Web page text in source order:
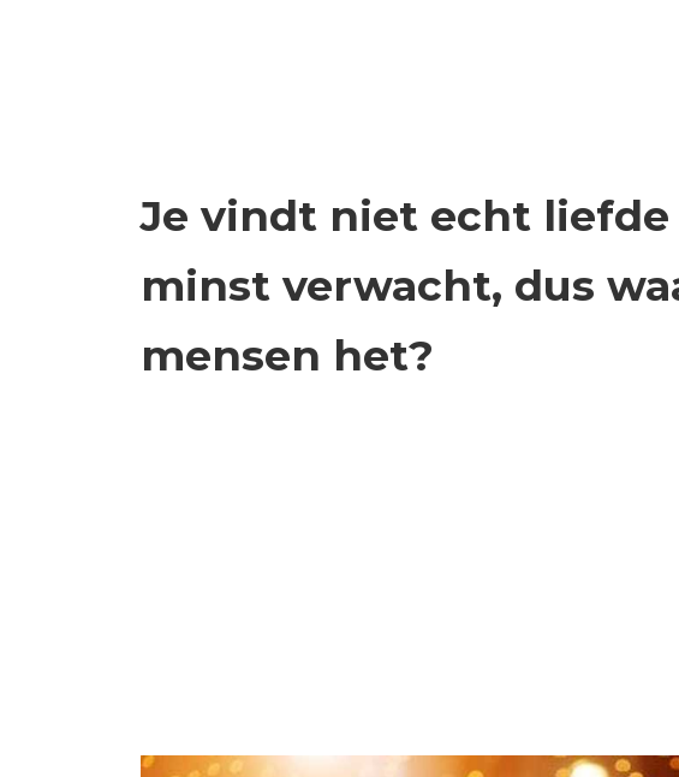
Je vindt niet echt
minst verwacht, dus
mensen het?